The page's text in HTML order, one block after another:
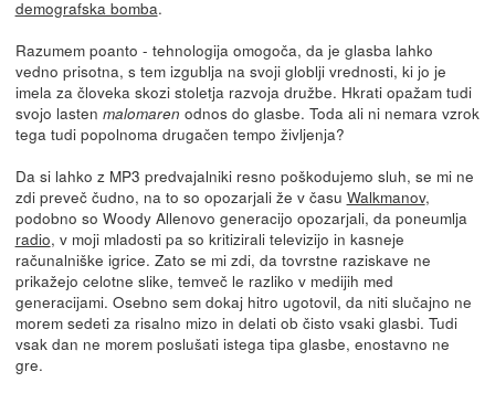
demografska bomba.
Razumem poanto - tehnologija omogoča, da je glasba lahko
vedno prisotna, s tem izgublja na svoji globlji vrednosti, ki jo je
imela za človeka skozi stoletja razvoja družbe. Hkrati opažam tudi
svojo lasten malomaren odnos do glasbe. Toda ali ni nemara vzrok
tega tudi popolnoma drugačen tempo življenja?
Da si lahko z MP3 predvajalniki resno poškodujemo sluh, se mi ne
zdi preveč čudno, na to so opozarjali že v času Walkmanov,
podobno so Woody Allenovo generacijo opozarjali, da poneumlja
radio, v moji mladosti pa so kritizirali televizijo in kasneje
računalniške igrice. Zato se mi zdi, da tovrstne raziskave ne
prikažejo celotne slike, temveč le razliko v medijih med
generacijami. Osebno sem dokaj hitro ugotovil, da niti slučajno ne
morem sedeti za risalno mizo in delati ob čisto vsaki glasbi. Tudi
vsak dan ne morem poslušati istega tipa glasbe, enostavno ne
gre.